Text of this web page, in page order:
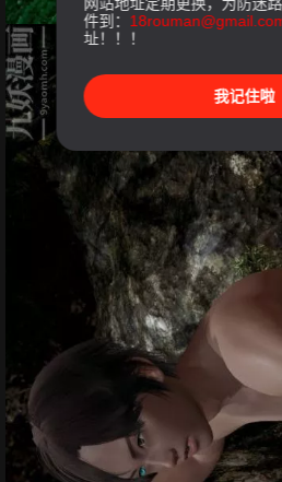
件到：
址！！！
我记住啦